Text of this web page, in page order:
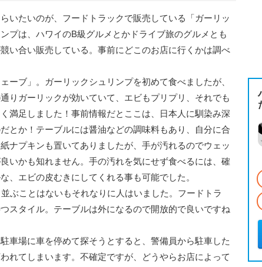
いたいのが、フードトラックで販売している「ガーリッ
プは、ハワイのB級グルメとかドライブ旅のグルメとも
い合い販売している。事前にどこのお店に行くかは調べ
ーブ」。ガーリックシュリンプを初めて食べましたが、
りガーリックが効いていて、エビもプリプリ、それでも
満足しました！事前情報だとここは、日本人に馴染み深
とか！テーブルには醤油などの調味料もあり、自分に合
ナプキンも置いてありましたが、手が汚れるのでウェッ
いかも知れません。手の汚れを気にせず食べるには、確
、エビの皮むきにしてくれる事も可能でした。
ぶことはないもそれなりに人はいました。フードトラ
スタイル。テーブルは外になるので開放的で良いですね
車場に車を停めて探そうとすると、警備員から駐車した
れてしまいます。不確定ですが、どうやらお店によって